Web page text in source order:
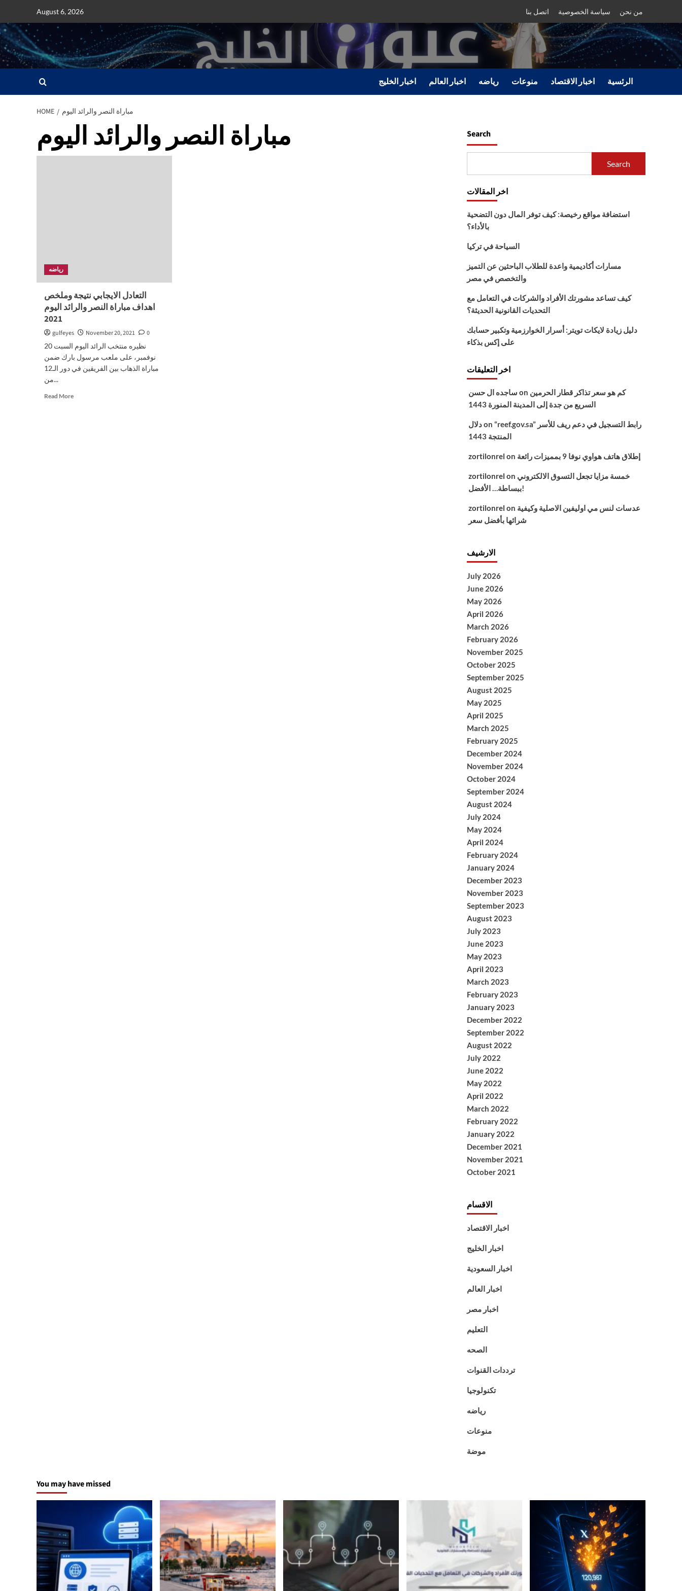
content
August 6, 2026 اتصل بنا سياسة الخصوصية من نحن
اخبار الخليج اخبار العالم رياضه منوعات اخبار الاقتصاد الرئسية
HOME مباراة النصر والرائد اليوم
مباراة النصر والرائد اليوم
رياضه
التعادل الايجابي نتيجة وملخص
اهداف مباراة النصر والرائد اليوم
2021
gulfeyes November 20, 2021
0
نظيره منتخب الرائد اليوم السبت 20
نوفمبر، على ملعب مرسول بارك ضمن
مباراة الذهاب بين الفريقين في دور الـ12
من...
Read MoreRead
Search
Search
اخر المقالات
استضافة مواقع رخيصة: كيف توفر المال دون التضحية
بالأداء؟
السياحة في تركيا
مسارات أكاديمية واعدة للطلاب الباحثين عن التميز
والتخصص في مصر
كيف تساعد مشورتك الأفراد والشركات في التعامل مع
التحديات القانونية الحديثة؟
دليل زيادة لايكات تويتر: أسرار الخوارزمية وتكبير حسابك
على إكس بذكاء
اخر التعليقات
ساجده ال حسن on كم هو سعر تذاكر قطار الحرمين
السريع من جدة إلى المدينة المنورة 1443
دلالon “reef.gov.sa” رابط التسجيل في دعم ريف للأسر
المنتجة 1443
zortilonrel on إطلاق هاتف هواوي نوفا 9 بمميزات رائعة
zortilonrel on خمسة مزايا تجعل التسوق الالكتروني
ببساطة… الأفضل!
zortilonrel on عدسات لنس مي اوليفين الاصلية وكيفية
شرائها بأفضل سعر
الارشيف
July 2026
June 2026
May 2026
April 2026
March 2026
February 2026
November 2025
October 2025
September 2025
August 2025
May 2025
April 2025
March 2025
February 2025
December 2024
November 2024
October 2024
September 2024
August 2024
July 2024
May 2024
April 2024
February 2024
January 2024
December 2023
November 2023
September 2023
August 2023
July 2023
June 2023
May 2023
April 2023
March 2023
February 2023
January 2023
December 2022
September 2022
August 2022
July 2022
June 2022
May 2022
April 2022
March 2022
February 2022
January 2022
December 2021
November 2021
October 2021
الاقسام
اخبار الاقتصاد
اخبار الخليج
اخبار السعودية
اخبار العالم
اخبار مصر
التعليم
الصحه
ترددات القنوات
تكنولوجيا
رياضه
منوعات
موضة
You may have missed